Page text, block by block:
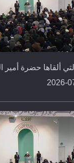
ألقاها حضرة أمير